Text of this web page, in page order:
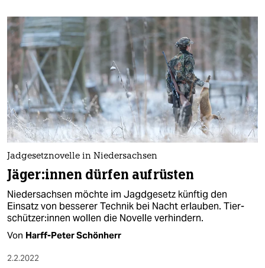
Jadgesetznovelle in Niedersachsen
Jä­ge­r:in­nen dürfen aufrüsten
Niedersachsen möchte im Jagdgesetz künftig den
Einsatz von besserer Technik bei Nacht erlauben. Tier­
schüt­ze­r:in­nen wollen die Novelle verhindern.
Von Harff-Peter Schönherr
2.2.2022